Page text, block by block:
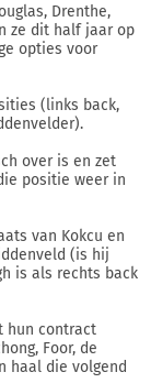
Drenthe,
ze dit half jaar op
opties voor
(links back,
over is en zet
positie weer in
van Kokcu en
(is hij
is als rechts back
hun contract
Foor, de
haal die volgend